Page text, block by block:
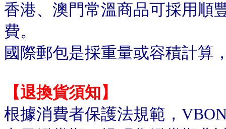
香港、澳門常溫商品可採用順
費。
國際郵包是採重量或容積計
【退換貨須知】
根據消費者保護法規範，